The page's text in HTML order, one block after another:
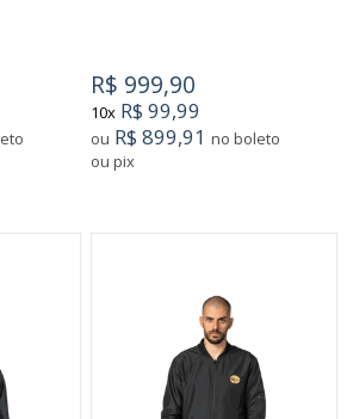
R$ 999,90
10x R$ 99,99
ou R$ 899,91 no boleto
ou pix